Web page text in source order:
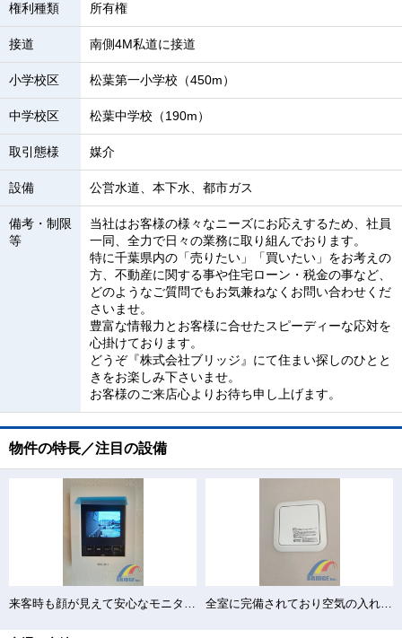
権利種類 所有権
接道 南側4M私道に接道
小学校区 松葉第一小学校（450m）
中学校区 松葉中学校（190m）
取引態様 媒介
設備 公営水道、本下水、都市ガス
備考・制限
等
当社はお客様の様々なニーズにお応えするため、社員
一同、全力で日々の業務に取り組んでおります。
特に千葉県内の「売りたい」「買いたい」をお考えの
方、不動産に関する事や住宅ローン・税金の事など、
どのようなご質問でもお気兼ねなくお問い合わせくだ
さいませ。
豊富な情報力とお客様に合せたスピーディーな応対を
心掛けております。
どうぞ『株式会社ブリッジ』にて住まい探しのひとと
きをお楽しみ下さいませ。
お客様のご来店心よりお待ち申し上げます。
物件の特長／注目の設備
来客時も顔が見えて安心なモニター付きインターホン 全室に完備されており空気の入れ替えもバッチリ♪